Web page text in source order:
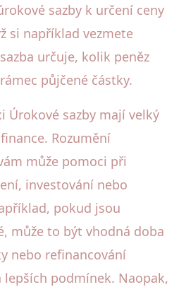
sazby k určení ceny
si například vezmete
určuje, kolik peněz
půjčené částky.
Úrokové sazby mají velký
Rozumění
může pomoci při
investování nebo
pokud jsou
může to být vhodná doba
nebo refinancování
lepších podmínek. Naopak,